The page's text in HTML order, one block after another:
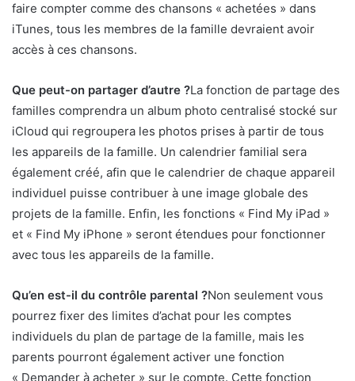
faire compter comme des chansons « achetées » dans
iTunes, tous les membres de la famille devraient avoir
accès à ces chansons.
Que peut-on partager d’autre ?La fonction de partage des
familles comprendra un album photo centralisé stocké sur
iCloud qui regroupera les photos prises à partir de tous
les appareils de la famille. Un calendrier familial sera
également créé, afin que le calendrier de chaque appareil
individuel puisse contribuer à une image globale des
projets de la famille. Enfin, les fonctions « Find My iPad »
et « Find My iPhone » seront étendues pour fonctionner
avec tous les appareils de la famille.
Qu’en est-il du contrôle parental ?Non seulement vous
pourrez fixer des limites d’achat pour les comptes
individuels du plan de partage de la famille, mais les
parents pourront également activer une fonction
« Demander à acheter » sur le compte. Cette fonction